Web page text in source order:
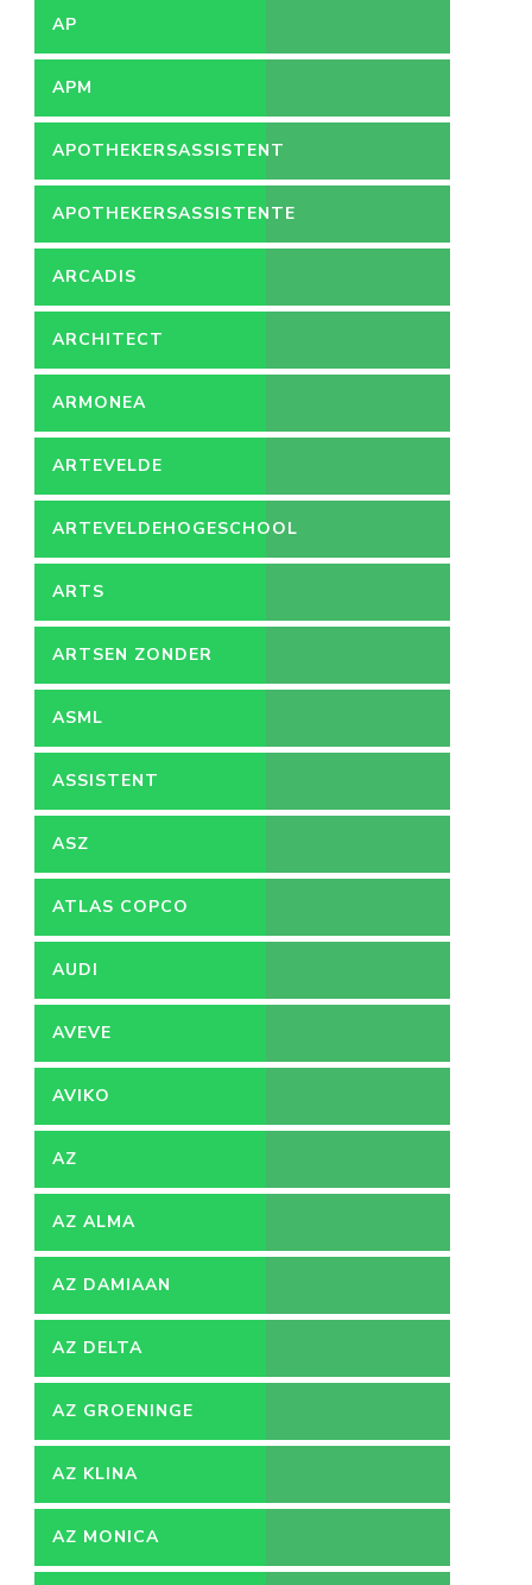
AP
APM
APOTHEKERSASSISTENT
APOTHEKERSASSISTENTE
ARCADIS
ARCHITECT
ARMONEA
ARTEVELDE
ARTEVELDEHOGESCHOOL
ARTS
ARTSEN ZONDER
GRENZEN
ASML
ASSISTENT
ACCOUNTANT
ASZ
ATLAS COPCO
AUDI
AVEVE
AVIKO
AZ
AZ ALMA
AZ DAMIAAN
AZ DELTA
AZ GROENINGE
AZ KLINA
AZ MONICA